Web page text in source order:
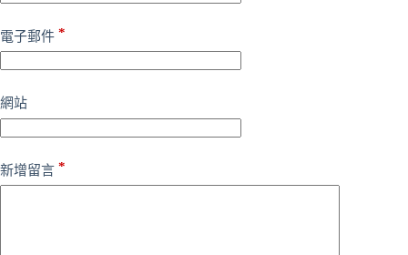
電子郵件 *
網站
新增留言 *